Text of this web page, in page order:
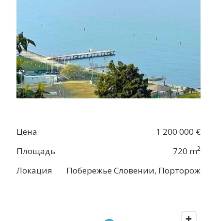
Цена
1 200 000 €
Площадь
720 m2
Локация Побережье Словении, Порторож